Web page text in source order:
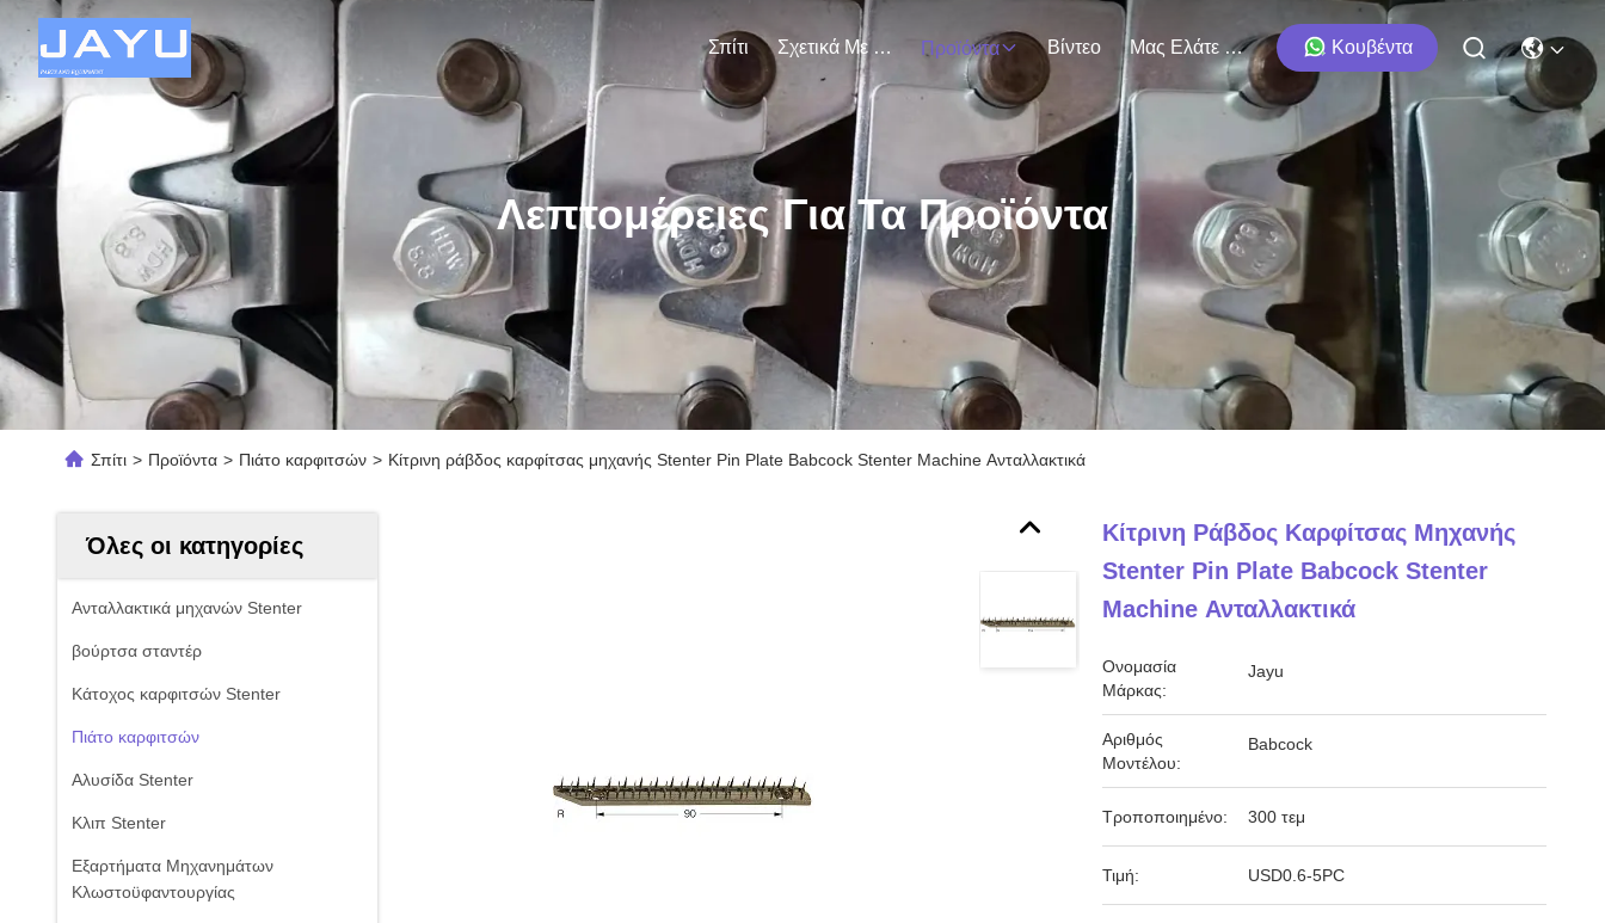
Σπίτι Σχετικά Με Εμάς Προϊόντα Βίντεο Μας Ελάτε Σε Επαφή Με Κουβέντα
Λεπτομέρειες Για Τα Προϊόντα
Σπίτι > Προϊόντα > Πιάτο καρφιτσών > Κίτρινη ράβδος καρφίτσας μηχανής Stenter Pin Plate Babcock Stenter Machine Ανταλλακτικά
Όλες οι κατηγορίες
Ανταλλακτικά μηχανών Stenter
βούρτσα σταντέρ
Κάτοχος καρφιτσών Stenter
Πιάτο καρφιτσών
Αλυσίδα Stenter
Κλιπ Stenter
Εξαρτήματα Μηχανημάτων
Κλωστοϋφαντουργίας
Κίτρινη Ράβδος Καρφίτσας Μηχανής
Stenter Pin Plate Babcock Stenter
Machine Ανταλλακτικά
Ονομασία
Μάρκας:
Jayu
Αριθμός
Μοντέλου:
Babcock
Τροποποιημένο: 300 τεμ
Τιμή: USD0.6-5PC